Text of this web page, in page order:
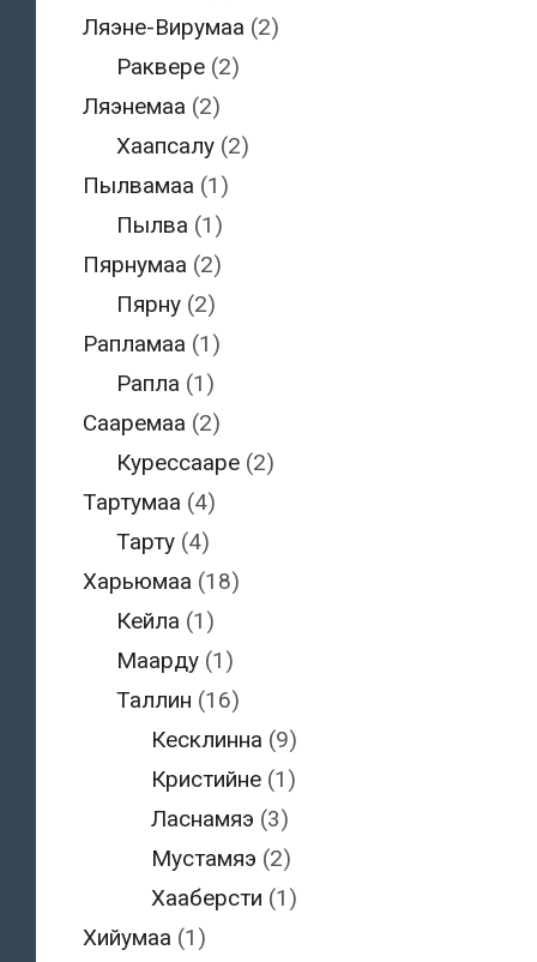
Ляэне-Вирумаа (2)
Раквере (2)
Ляэнемаа (2)
Хаапсалу (2)
Пылвамаа (1)
Пылва (1)
Пярнумаа (2)
Пярну (2)
Рапламаа (1)
Рапла (1)
Сааремаа (2)
Курессааре (2)
Тартумаа (4)
Тарту (4)
Харьюмаа (18)
Кейла (1)
Маарду (1)
Таллин (16)
Кесклинна (9)
Кристийне(1)
Ласнамяэ (3)
Мустамяэ (2)
Хааберсти (1)
Хийумаа (1)